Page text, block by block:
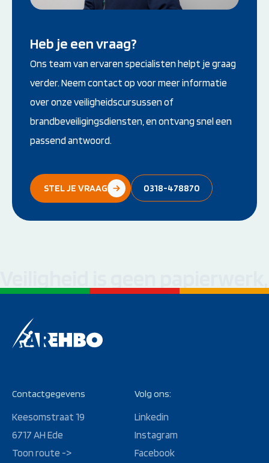
Heb je een vraag?
Ons team van ervaren specialisten helpt je graag
verder. Neem contact op voor meer informatie
over onze veiligheidscursussen of
brandbeveiligingsdiensten, en ontvang snel een
passend antwoord.
STEL JE VRAAG 0318-478870
Contactgegevens
Keesomstraat 19
6717 AH Ede
Toon route ->
Volg ons:
Linkedin
Instagram
Facebook